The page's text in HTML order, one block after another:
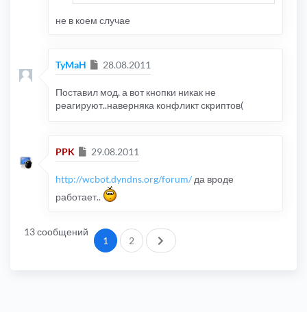
не в коем случае
TyMaH Сообщение
28.08.2011
Поставил мод, а вот кнопки никак не
реагируют..наверняка конфликт скриптов(
PPK Сообщение
29.08.2011
http://wcbot.dyndns.org/forum/ да вроде
работает..
13 сообщений
1 2 След.